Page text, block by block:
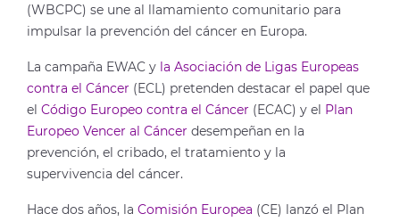
(WBCPC) se une al llamamiento comunitario para
impulsar la prevención del cáncer en Europa.
La campaña EWAC y la Asociación de Ligas Europeas
contra el Cáncer (ECL) pretenden destacar el papel que
el Código Europeo contra el Cáncer (ECAC) y el Plan
Europeo Vencer al Cáncer desempeñan en la
prevención, el cribado, el tratamiento y la
supervivencia del cáncer.
Hace dos años, la Comisión Europea (CE) lanzó el Plan